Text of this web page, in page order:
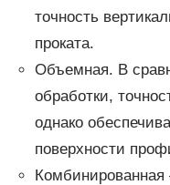
точность
проката.
Объемная. В
обработки,
однако
поверхности
Комбинированная